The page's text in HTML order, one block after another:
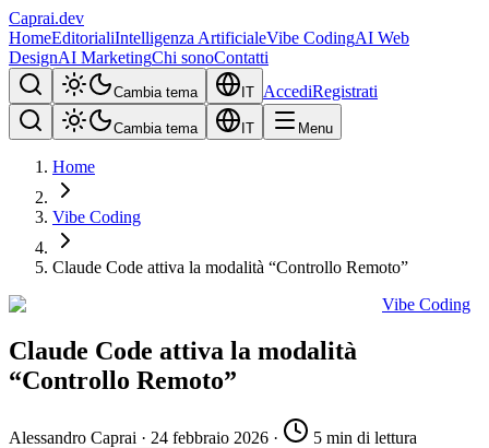
Caprai.dev
HomeEditorialiIntelligenza ArtificialeVibe CodingAI Web
DesignAI MarketingChi sonoContatti
Cambia tema IT AccediRegistrati
Cambia tema IT Menu
Home
Vibe Coding
Claude Code attiva la modalità “Controllo Remoto”
Vibe Coding
Claude Code attiva la modalità
“Controllo Remoto”
Alessandro Caprai · 24 febbraio 2026 · 5 min di lettura